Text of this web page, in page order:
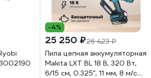
-4%
25 250 ₽26 423 ₽
Пила цепная аккумуляторная
Makita LXT BL 18 В, 320 Вт,
6/15 см, 0.325", 11 мм, 8 м/с